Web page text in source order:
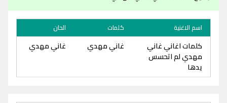
اسم الاغنية كلمات الحان
كلمات اغاني غاني
مهدي لم اتحسس
يدها
غاني مهدي غاني مهدي